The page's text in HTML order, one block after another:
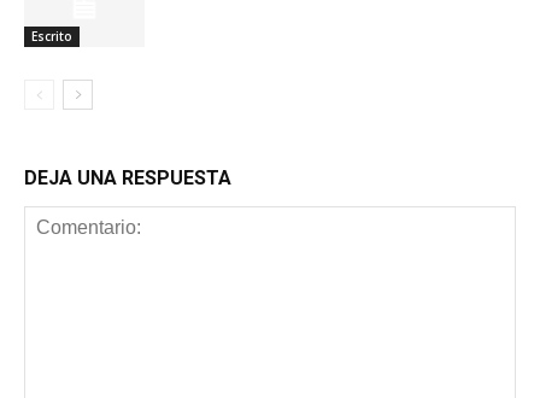
Escrito
DEJA UNA RESPUESTA